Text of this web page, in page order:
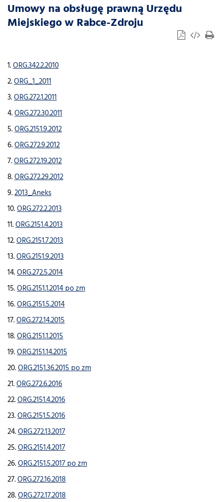
Umowy na obsługę prawną Urzędu
Miejskiego w Rabce-Zdroju
1.ORG.342.2.2010
2.ORG_1_2011
3.ORG.272.1.2011
4.ORG.272.30.2011
5.ORG.2151.9.2012
6.ORG.272.9.2012
7.ORG.272.19.2012
8.ORG.272.29.2012
9.2013_Aneks
10.ORG.272.2.2013
11.ORG.2151.4.2013
12.ORG.2151.7.2013
13.ORG.2151.9.2013
14.ORG.272.5.2014
15.ORG.2151.1.2014 po zm
16.ORG.2151.5.2014
17.ORG.272.14.2015
18.ORG.2151.1.2015
19.ORG.2151.14.2015
20.ORG.2151.36.2015 po zm
21.ORG.272.6.2016
22.ORG.2151.4.2016
23.ORG.2151.5.2016
24.ORG.272.13.2017
25.ORG.2151.4.2017
26.ORG.2151.5.2017 po zm
27.ORG.272.16.2018
28.ORG.272.17.2018